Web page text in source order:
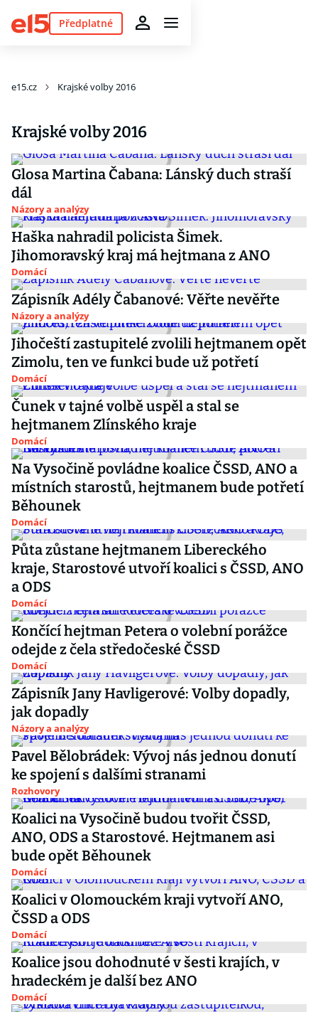
Předplatné
e15.cz Krajské volby 2016
Krajské volby 2016
Glosa Martina Čabana: Lánský duch straší
dál
Názory a analýzy
Haška nahradil policista Šimek.
Jihomoravský kraj má hejtmana z ANO
Domácí
Zápisník Adély Čabanové: Věřte nevěřte
Názory a analýzy
Jihočeští zastupitelé zvolili hejtmanem opět
Zimolu, ten ve funkci bude už potřetí
Domácí
Čunek v tajné volbě uspěl a stal se
hejtmanem Zlínského kraje
Domácí
Na Vysočině povládne koalice ČSSD, ANO a
místních starostů, hejtmanem bude potřetí
Běhounek
Domácí
Půta zůstane hejtmanem Libereckého
kraje, Starostové utvoří koalici s ČSSD, ANO
a ODS
Domácí
Končící hejtman Petera o volební porážce
odejde z čela středočeské ČSSD
Domácí
Zápisník Jany Havligerové: Volby dopadly,
jak dopadly
Názory a analýzy
Pavel Bělobrádek: Vývoj nás jednou donutí
ke spojení s dalšími stranami
Rozhovory
Koalici na Vysočině budou tvořit ČSSD,
ANO, ODS a Starostové. Hejtmanem asi
bude opět Běhounek
Domácí
Koalici v Olomouckém kraji vytvoří ANO,
ČSSD a ODS
Domácí
Koalice jsou dohodnuté v šesti krajích, v
hradeckém je další bez ANO
Domácí